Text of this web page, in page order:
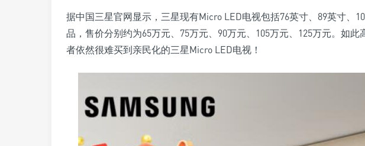
据中国三星官网显示，三星现有Micro LED电视包括76英寸、89英寸、
品，售价分别约为65万元、75万元、90万元、105万元、125万元。如
者依然很难买到亲民化的三星Micro LED电视！